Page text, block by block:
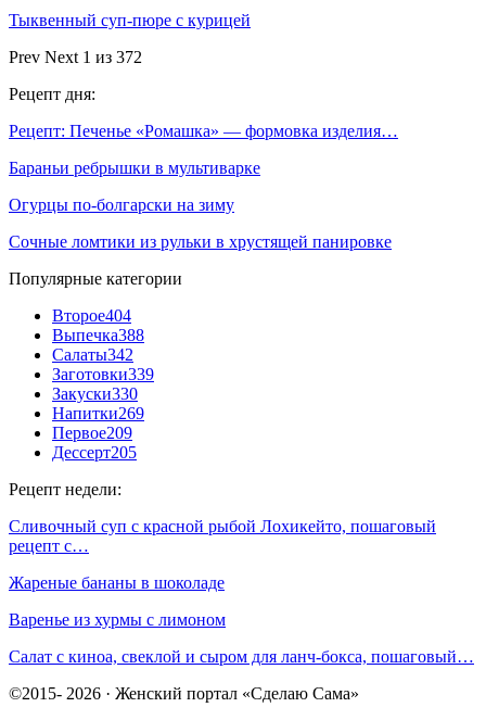
Тыквенный суп-пюре с курицей
Prev Next 1 из 372
Рецепт дня:
Рецепт: Печенье «Ромашка» — формовка изделия…
Бараньи ребрышки в мультиварке
Огурцы по-болгарски на зиму
Сочные ломтики из рульки в хрустящей панировке
Популярные категории
Второе404
Выпечка388
Салаты342
Заготовки339
Закуски330
Напитки269
Первое209
Дессерт205
Рецепт недели:
Сливочный суп с красной рыбой Лохикейто, пошаговый
рецепт с…
Жареные бананы в шоколаде
Варенье из хурмы с лимоном
Салат с киноа, свеклой и сыром для ланч-бокса, пошаговый…
©2015- 2026 · Женский портал «Сделаю Сама»